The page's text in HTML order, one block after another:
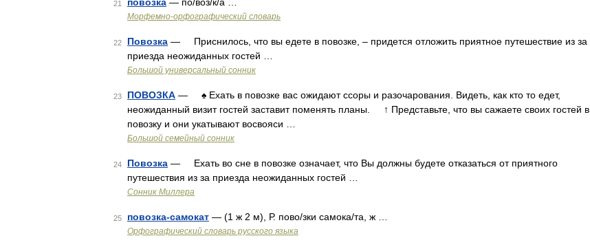
21
Морфемно-орфографический словарь
22 Повозка — Приснилось, что вы едете в повозке, – придется отложить приятное путешествие из за
приезда неожиданных гостей …
Большой универсальный сонник
23 ПОВОЗКА — ♠ Ехать в повозке вас ожидают ссоры и разочарования. Видеть, как кто то едет,
неожиданный визит гостей заставит поменять планы. ↑ Представьте, что вы сажаете своих гостей в
повозку и они укатывают восвояси …
Большой семейный сонник
24 Повозка — Ехать во сне в повозке означает, что Вы должны будете отказаться от приятного
путешествия из за приезда неожиданных гостей …
Сонник Миллера
25 повозка-самокат — (1 ж 2 м), Р. пово/зки самока/та, ж …
Орфографический словарь русского языка